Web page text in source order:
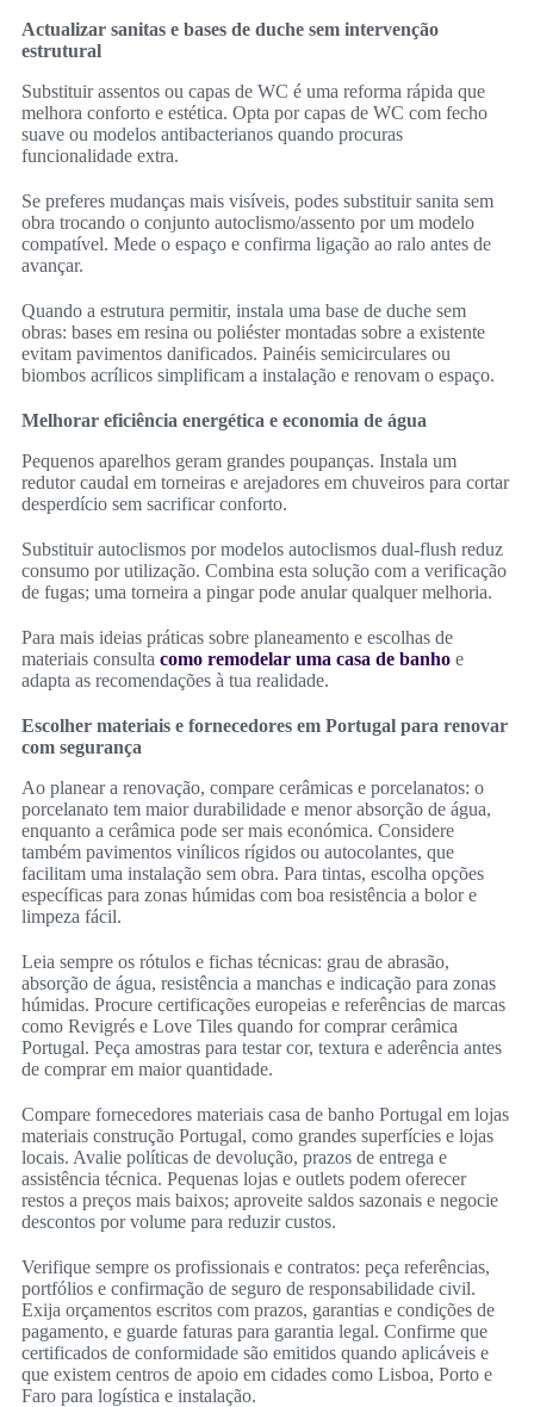
Actualizar sanitas e bases de duche sem intervenção
estrutural
Substituir assentos ou capas de WC é uma reforma rápida que
melhora conforto e estética. Opta por capas de WC com fecho
suave ou modelos antibacterianos quando procuras
funcionalidade extra.
Se preferes mudanças mais visíveis, podes substituir sanita sem
obra trocando o conjunto autoclismo/assento por um modelo
compatível. Mede o espaço e confirma ligação ao ralo antes de
avançar.
Quando a estrutura permitir, instala uma base de duche sem
obras: bases em resina ou poliéster montadas sobre a existente
evitam pavimentos danificados. Painéis semicirculares ou
biombos acrílicos simplificam a instalação e renovam o espaço.
Melhorar eficiência energética e economia de água
Pequenos aparelhos geram grandes poupanças. Instala um
redutor caudal em torneiras e arejadores em chuveiros para cortar
desperdício sem sacrificar conforto.
Substituir autoclismos por modelos autoclismos dual-flush reduz
consumo por utilização. Combina esta solução com a verificação
de fugas; uma torneira a pingar pode anular qualquer melhoria.
Para mais ideias práticas sobre planeamento e escolhas de
materiais consulta como remodelar uma casa de banho e
adapta as recomendações à tua realidade.
Escolher materiais e fornecedores em Portugal para renovar
com segurança
Ao planear a renovação, compare cerâmicas e porcelanatos: o
porcelanato tem maior durabilidade e menor absorção de água,
enquanto a cerâmica pode ser mais económica. Considere
também pavimentos vinílicos rígidos ou autocolantes, que
facilitam uma instalação sem obra. Para tintas, escolha opções
específicas para zonas húmidas com boa resistência a bolor e
limpeza fácil.
Leia sempre os rótulos e fichas técnicas: grau de abrasão,
absorção de água, resistência a manchas e indicação para zonas
húmidas. Procure certificações europeias e referências de marcas
como Revigrés e Love Tiles quando for comprar cerâmica
Portugal. Peça amostras para testar cor, textura e aderência antes
de comprar em maior quantidade.
Compare fornecedores materiais casa de banho Portugal em lojas
materiais construção Portugal, como grandes superfícies e lojas
locais. Avalie políticas de devolução, prazos de entrega e
assistência técnica. Pequenas lojas e outlets podem oferecer
restos a preços mais baixos; aproveite saldos sazonais e negocie
descontos por volume para reduzir custos.
Verifique sempre os profissionais e contratos: peça referências,
portfólios e confirmação de seguro de responsabilidade civil.
Exija orçamentos escritos com prazos, garantias e condições de
pagamento, e guarde faturas para garantia legal. Confirme que
certificados de conformidade são emitidos quando aplicáveis e
que existem centros de apoio em cidades como Lisboa, Porto e
Faro para logística e instalação.